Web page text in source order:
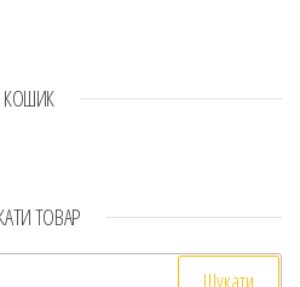
КОШИК
ТОВАР